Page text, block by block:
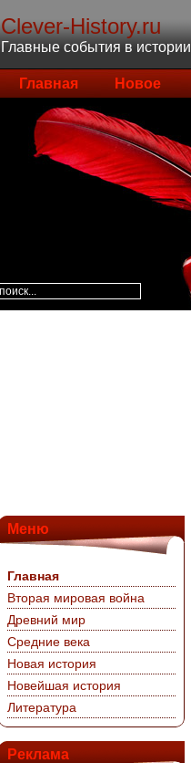
Clever-History.ru
Главные события в истории
Главная Новое
Меню
Главная
Вторая мировая война
Древний мир
Средние века
Новая история
Новейшая история
Литература
Реклама